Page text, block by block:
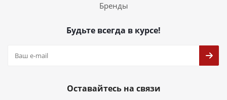
Бренды
Будьте всегда в курсе!
Оставайтесь на связи